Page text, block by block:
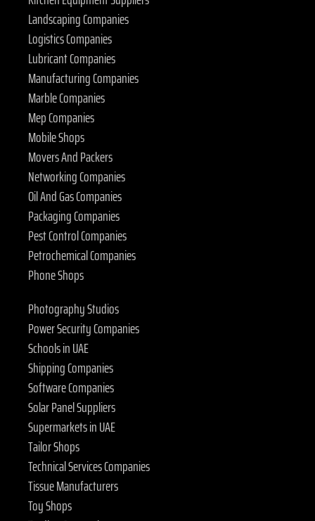
Landscaping Companies
Logistics Companies
Lubricant Companies
Manufacturing Companies
Marble Companies
Mep Companies
Mobile Shops
Movers And Packers
Networking Companies
Oil And Gas Companies
Packaging Companies
Pest Control Companies
Petrochemical Companies
Phone Shops
Photography Studios
Power Security Companies
Schools in UAE
Shipping Companies
Software Companies
Solar Panel Suppliers
Supermarkets in UAE
Tailor Shops
Technical Services Companies
Tissue Manufacturers
Toy Shops